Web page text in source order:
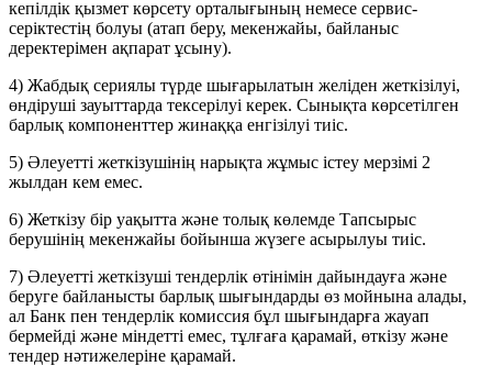
кепілдік қызмет көрсету орталығының немесе сервис-
серіктестің болуы (атап беру, мекенжайы, байланыс
деректерімен ақпарат ұсыну).
4) Жабдық сериялы түрде шығарылатын желіден жеткізілуі,
өндіруші зауыттарда тексерілуі керек. Сынықта көрсетілген
барлық компоненттер жинаққа енгізілуі тиіс.
5) Әлеуетті жеткізушінің нарықта жұмыс істеу мерзімі 2
жылдан кем емес.
6) Жеткізу бір уақытта және толық көлемде Тапсырыс
берушінің мекенжайы бойынша жүзеге асырылуы тиіс.
7) Әлеуетті жеткізуші тендерлік өтінімін дайындауға және
беруге байланысты барлық шығындарды өз мойнына алады,
ал Банк пен тендерлік комиссия бұл шығындарға жауап
бермейді және міндетті емес, тұлғаға қарамай, өткізу және
тендер нәтижелеріне қарамай.